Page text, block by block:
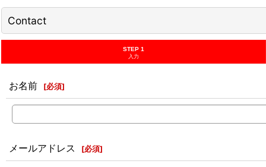
Contact
STEP 1
入力
お名前 [必須]
メールアドレス [必須]